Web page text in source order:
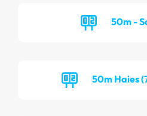
50m -
50m Haies